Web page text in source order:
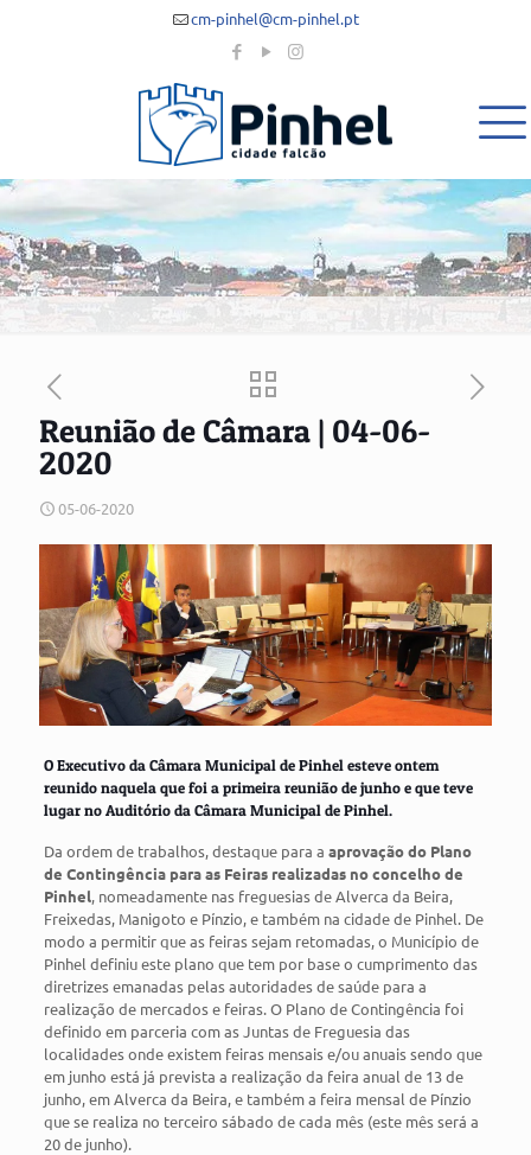
cm-pinhel@cm-pinhel.pt
Reunião de Câmara | 04-06-
2020
05-06-2020
O Executivo da Câmara Municipal de Pinhel esteve ontem
reunido naquela que foi a primeira reunião de junho e que teve
lugar no Auditório da Câmara Municipal de Pinhel.
Da ordem de trabalhos, destaque para a aprovação do Plano
de Contingência para as Feiras realizadas no concelho de
Pinhel, nomeadamente nas freguesias de Alverca da Beira,
Freixedas, Manigoto e Pínzio, e também na cidade de Pinhel. De
modo a permitir que as feiras sejam retomadas, o Município de
Pinhel definiu este plano que tem por base o cumprimento das
diretrizes emanadas pelas autoridades de saúde para a
realização de mercados e feiras. O Plano de Contingência foi
definido em parceria com as Juntas de Freguesia das
localidades onde existem feiras mensais e/ou anuais sendo que
em junho está já prevista a realização da feira anual de 13 de
junho, em Alverca da Beira, e também a feira mensal de Pínzio
que se realiza no terceiro sábado de cada mês (este mês será a
20 de junho).